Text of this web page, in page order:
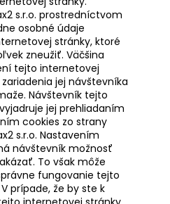
s.r.o. prostredníctvom
osobné údaje
stránky, ktoré
zneužiť. Väčšina
tejto internetovej
jej návštevníka
Návštevník tejto
jej prehliadaním
cookies zo strany
s.r.o. Nastavením
návštevník možnosť
To však môže
fungovanie tejto
prípade, že by ste k